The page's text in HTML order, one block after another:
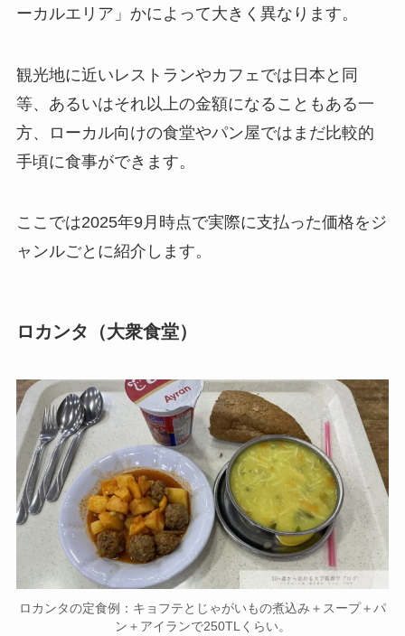
ーカルエリア」かによって大きく異なります。
観光地に近いレストランやカフェでは日本と同
等、あるいはそれ以上の金額になることもある一
方、ローカル向けの食堂やパン屋ではまだ比較的
手頃に食事ができます。
ここでは2025年9月時点で実際に支払った価格をジ
ャンルごとに紹介します。
ロカンタ（大衆食堂）
ロカンタの定食例：キョフテとじゃがいもの煮込み＋スープ＋パ
ン＋アイランで250TLくらい。